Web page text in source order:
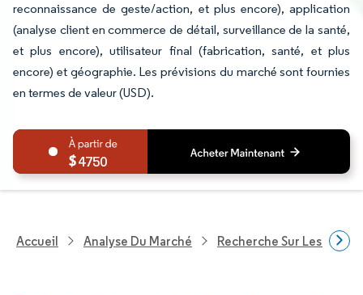
reconnaissance de geste/action, et plus encore), application
(analyse client en commerce de détail, surveillance de la santé,
et plus encore), utilisateur final (fabrication, santé, et plus
encore) et géographie. Les prévisions du marché sont fournies
en termes de valeur (USD).
4750
Accueil Analyse Du Marché Recherche Sur Les